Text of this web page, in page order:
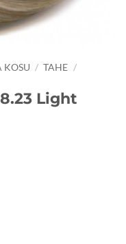
KOSU / TAHE /
Light